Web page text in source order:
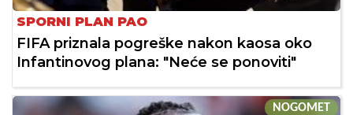
SPORNI PLAN PAO
FIFA priznala pogreške nakon kaosa oko
Infantinovog plana: "Neće se ponoviti"
NOGOMET